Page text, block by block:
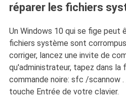
réparer les fichiers
Un Windows 10 qui se fige peut
fichiers système sont
corriger, lancez une invite de
qu'administrateur, tapez dans la
commande noire: sfc /scannow
touche Entrée de votre clavier.